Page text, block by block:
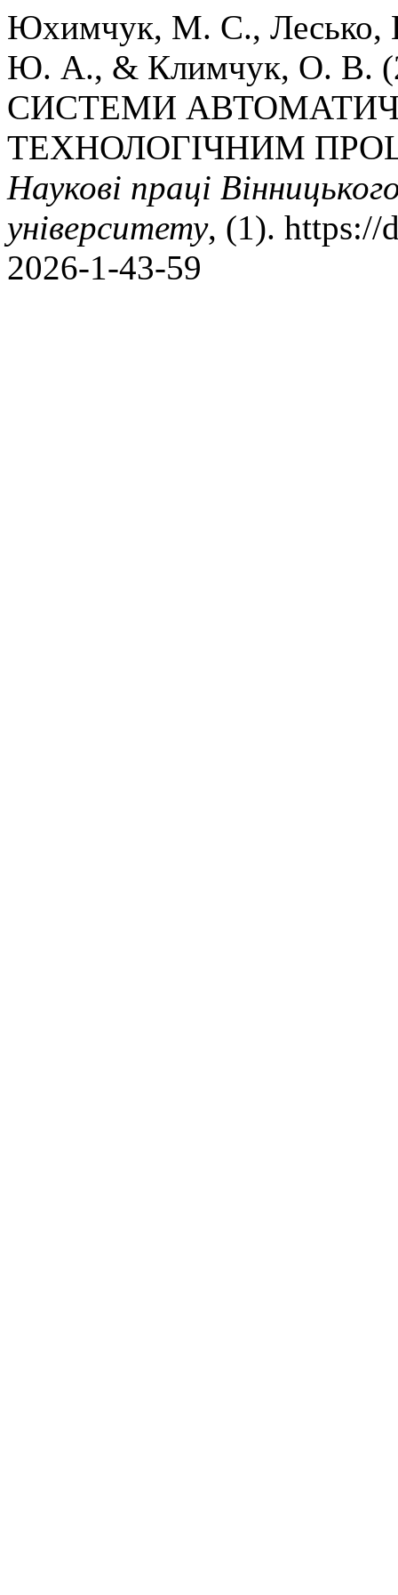
Юхимчук, М. С., Лесько,
Ю. А., & Климчук, О. В.
СИСТЕМИ
ТЕХНОЛОГІЧНИМ
Наукові праці
університету, (1). https://
2026-1-43-59